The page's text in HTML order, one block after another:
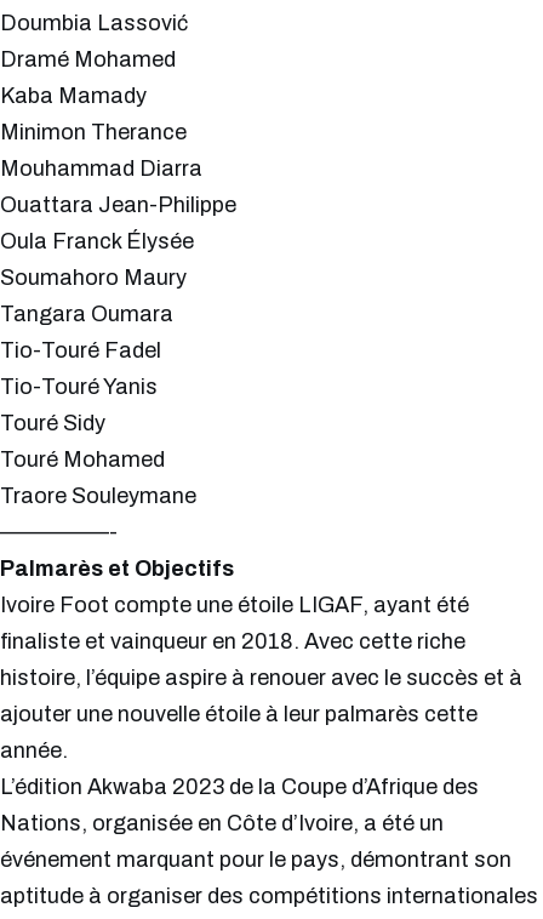
Doumbia Lassović
Dramé Mohamed
Kaba Mamady
Minimon Therance
Mouhammad Diarra
Ouattara Jean-Philippe
Oula Franck Élysée
Soumahoro Maury
Tangara Oumara
Tio-Touré Fadel
Tio-Touré Yanis
Touré Sidy
Touré Mohamed
Traore Souleymane
—————-
Palmarès et Objectifs
Ivoire Foot compte une étoile LIGAF, ayant été
finaliste et vainqueur en 2018. Avec cette riche
histoire, l’équipe aspire à renouer avec le succès et à
ajouter une nouvelle étoile à leur palmarès cette
année.
L’édition Akwaba 2023 de la Coupe d’Afrique des
Nations, organisée en Côte d’Ivoire, a été un
événement marquant pour le pays, démontrant son
aptitude à organiser des compétitions internationales